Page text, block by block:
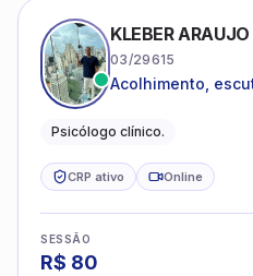
KLEBER
03/29615
Acolhimento,
Psicólogo clínico.
CRP ativo Online
SESSÃO
R$ 80